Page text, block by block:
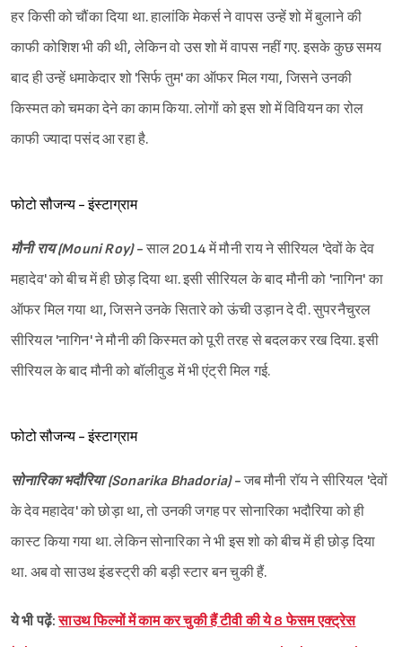
हर किसी को चौंका दिया था. हालांकि मेकर्स ने वापस उन्हें शो में बुलाने की
काफी कोशिश भी की थी, लेकिन वो उस शो में वापस नहीं गए. इसके कुछ समय
बाद ही उन्हें धमाकेदार शो 'सिर्फ तुम' का ऑफर मिल गया, जिसने उनकी
किस्मत को चमका देने का काम किया. लोगों को इस शो में विवियन का रोल
काफी ज्यादा पसंद आ रहा है.
फोटो सौजन्य - इंस्टाग्राम
मौनी राय (Mouni Roy) - साल 2014 में मौनी राय ने सीरियल 'देवों के देव
महादेव' को बीच में ही छोड़ दिया था. इसी सीरियल के बाद मौनी को 'नागिन' का
ऑफर मिल गया था, जिसने उनके सितारे को ऊंची उड़ान दे दी. सुपरनैचुरल
सीरियल 'नागिन' ने मौनी की किस्मत को पूरी तरह से बदलकर रख दिया. इसी
सीरियल के बाद मौनी को बॉलीवुड में भी एंट्री मिल गई.
फोटो सौजन्य - इंस्टाग्राम
सोनारिका भदौरिया (Sonarika Bhadoria) - जब मौनी रॉय ने सीरियल 'देवों
के देव महादेव' को छोड़ा था, तो उनकी जगह पर सोनारिका भदौरिया को ही
कास्ट किया गया था. लेकिन सोनारिका ने भी इस शो को बीच में ही छोड़ दिया
था. अब वो साउथ इंडस्ट्री की बड़ी स्टार बन चुकी हैं.
ये भी पढ़ें: साउथ फिल्मों में काम कर चुकी हैं टीवी की ये 8 फेसम एक्ट्रेस